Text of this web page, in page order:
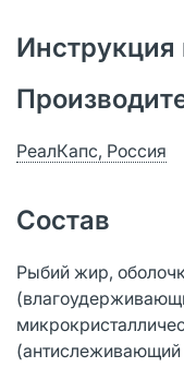
РеалКапс, Россия
Состав
Рыбий жир,
(антислеживающий